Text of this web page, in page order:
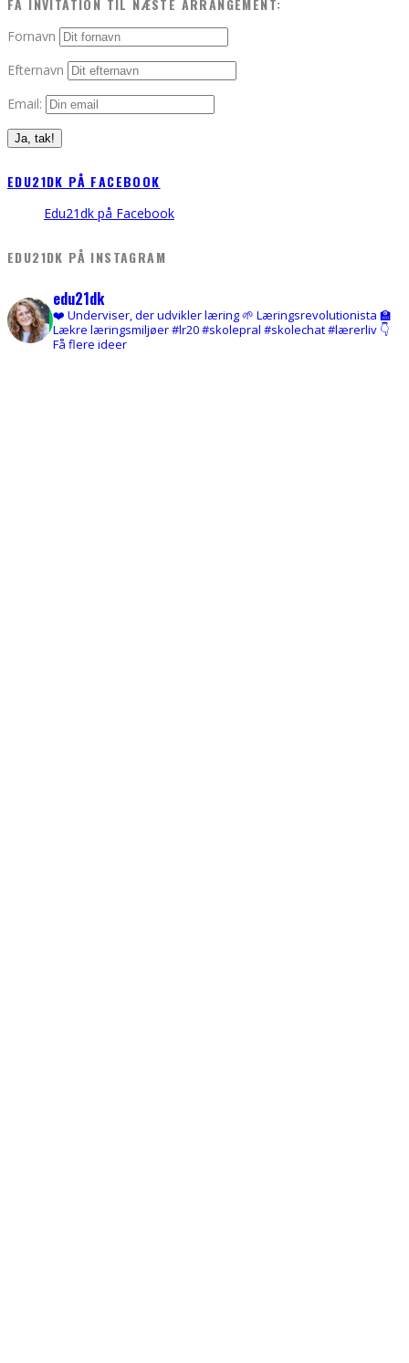
FÅ INVITATION TIL NÆSTE ARRANGEMENT:
Fornavn
Efternavn
Email:
EDU21DK PÅ FACEBOOK
Edu21dk på Facebook
EDU21DK PÅ INSTAGRAM
edu21dk
❤️ Underviser, der udvikler læring🌱 Læringsrevolutionista 🏫
Lækre læringsmiljøer#lr20 #skolepral #skolechat #lærerliv 👇
Få flere ideer